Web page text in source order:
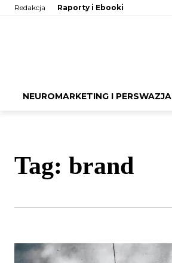
Redakcja Raporty i Ebooki
NEUROMARKETING I PERSWAZJA
Tag: brand